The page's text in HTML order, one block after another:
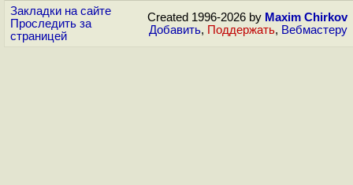
Закладки на сайте
Проследить за
страницей
Created 1996-2026 by Maxim Chirkov
Добавить, Поддержать, Вебмастеру